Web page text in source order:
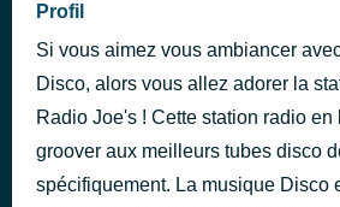
September
Earth, Wind & Fire
Something Goin' On
Free Again
Aphrodite's Child
Profil
Si vous aimez vous ambiancer
Disco, alors vous allez adorer la
Radio Joe's ! Cette station radio
groover aux meilleurs tubes disco
spécifiquement. La musique Disco